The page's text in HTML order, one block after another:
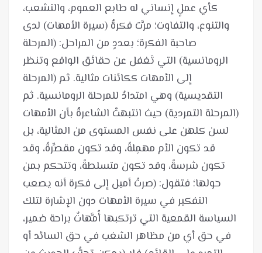
كأي عملٍ إنساني له طابع العموم، والتشعب،
والتنوع، والتفاوت؛ مرَّت فكرةُ (سيرة الأمهات) لدى
صاحبة الفكرة؛ بعددٍ من المراحل: (المرحلة
الرومانسية) التي تَغفل عن حقائق الواقع وتنظر
إلى الأمهات ككائنات مثالية. ثم (المرحلة
التقديسية) وهي امتدادٌ للمرحلة الرومانسية. ثم
(المرحلة التمردية) حيث انتبهتْ الشاعرةُ بأن الأمهات
لسن كلهن على نفس المستوى من المثالية، بل
قد تكون الأم مهمِلةً، وقد تكون مقصِّرةً، وقد
تكون شرسةً، وقد تكون متسلطةً، وتتحكم بمن
حولها؛ فتقول: (صرتُ أميل إلى فكرة أنه يصعب
التفكير في سيرة الأمهات دون الإشارة لتلك
السياسة القمعية التي ترتكبها أُمَّهاتٌ براحة ضمير،
في حق أي من مظاهر الشغب في حق السائد أو